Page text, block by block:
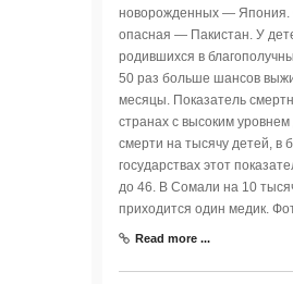
новорожденных — Япония.
опасная — Пакистан. У
родившихся в
50 раз больше шансов
месяцы. Показатель
странах с высоким
смерти на тысячу детей, в
государствах этот
до 46. В Сомали на 10
приходится один медик.
Read more ...